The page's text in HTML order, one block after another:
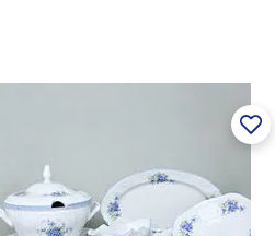
na výrobu
je schopen